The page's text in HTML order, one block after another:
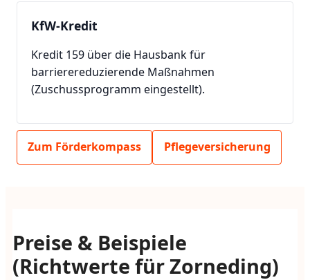
KfW-Kredit
Kredit 159 über die Hausbank für
barrierereduzierende Maßnahmen
(Zuschussprogramm eingestellt).
Zum Förderkompass Pflegeversicherung
Preise & Beispiele
(Richtwerte für Zorneding)